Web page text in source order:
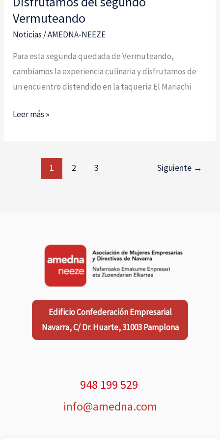
Vermuteando
Noticias /AMEDNA-NEEZE
Para esta segunda quedada de Vermuteando,
cambiamos la experiencia culinaria y disfrutamos de
un encuentro distendido en la taquería El Mariachi
Leer más »
1 2 3 Siguiente →
Edificio Confederación Empresarial
Navarra, C/ Dr. Huarte, 31003 Pamplona
948 199 529
info@amedna.com